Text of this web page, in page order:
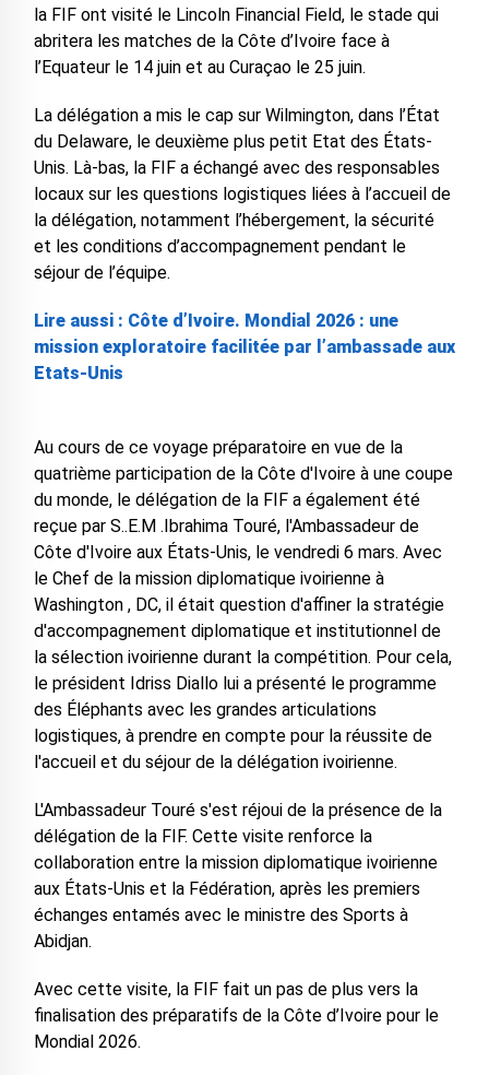
la FIF ont visité le Lincoln Financial Field, le stade qui
abritera les matches de la Côte d’Ivoire face à
l’Equateur le 14 juin et au Curaçao le 25 juin.
La délégation a mis le cap sur Wilmington, dans l’État
du Delaware, le deuxième plus petit Etat des États-
Unis. Là-bas, la FIF a échangé avec des responsables
locaux sur les questions logistiques liées à l’accueil de
la délégation, notamment l’hébergement, la sécurité
et les conditions d’accompagnement pendant le
séjour de l’équipe.
Lire aussi : Côte d’Ivoire. Mondial 2026 : une
mission exploratoire facilitée par l’ambassade aux
Etats-Unis
Au cours de ce voyage préparatoire en vue de la
quatrième participation de la Côte d'Ivoire à une coupe
du monde, le délégation de la FIF a également été
reçue par S..E.M .Ibrahima Touré, l'Ambassadeur de
Côte d'Ivoire aux États-Unis, le vendredi 6 mars. Avec
le Chef de la mission diplomatique ivoirienne à
Washington , DC, il était question d'affiner la stratégie
d'accompagnement diplomatique et institutionnel de
la sélection ivoirienne durant la compétition. Pour cela,
le président Idriss Diallo lui a présenté le programme
des Éléphants avec les grandes articulations
logistiques, à prendre en compte pour la réussite de
l'accueil et du séjour de la délégation ivoirienne.
L'Ambassadeur Touré s'est réjoui de la présence de la
délégation de la FIF. Cette visite renforce la
collaboration entre la mission diplomatique ivoirienne
aux États-Unis et la Fédération, après les premiers
échanges entamés avec le ministre des Sports à
Abidjan.
Avec cette visite, la FIF fait un pas de plus vers la
finalisation des préparatifs de la Côte d’Ivoire pour le
Mondial 2026.